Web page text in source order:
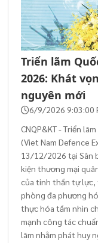
Triển lãm
2026: Khát
nguyên mới
6/9/2026 9:03:00
CNQP&KT - Triển
(Viet Nam Defence
13/12/2026 tại Sân
kiện thương mại
của tinh thần tự lực,
phòng đa phương
thực hóa tầm nhìn
mạnh công tác
lãm nhằm phát huy